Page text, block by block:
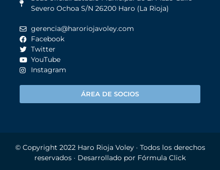
Severo Ochoa S/N 26200 Haro (La Rioja)
gerencia@haroriojavoley.com
Facebook
Twitter
YouTube
Instagram
ÁREA DE SOCIOS
© Copyright 2022 Haro Rioja Voley· Todos los derechos
reservados · Desarrollado por Fórmula Click